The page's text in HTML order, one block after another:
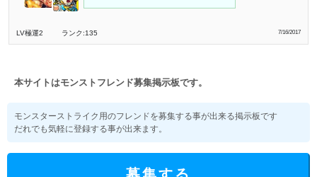
LV極運2 ランク:135 7/16/2017
本サイトはモンストフレンド募集掲示板です。
モンスターストライク用のフレンドを募集する事が出来る掲示板です
だれでも気軽に登録する事が出来ます。